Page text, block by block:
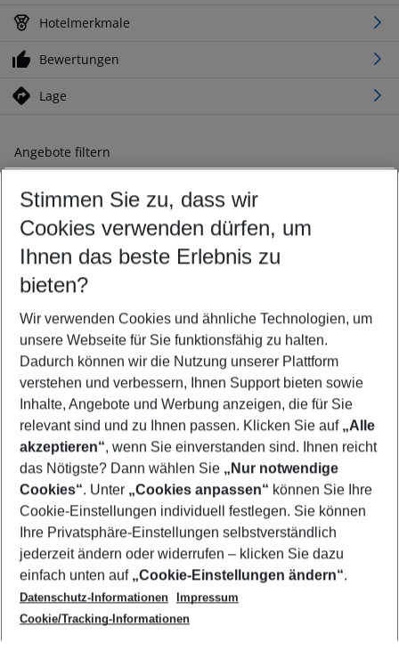
Hotelmerkmale
Bewertungen
Lage
Angebote filtern
Ändern Sie Ihre Kriterien nach Ihren Wünschen
Abflughafen wählen
Beliebiger Abflughafen
Reisezeitraum wählen
10.08.26– 08.08.27 5-8 Nächte
2 Erwachsene Keine Kinder
Mehr Filter anzeigen
Footer
Footer navigation
Über uns
AGB
Cookie-Einstellungen ändern
Cookie-Richtlinie
Datenschutz
Service & Hilfe
Barrierefreies Reisen
Check-in
Folgen Sie uns
Stimmen Sie zu, dass wir
Cookies verwenden dürfen, um
Ihnen das beste Erlebnis zu
bieten?
Wir verwenden Cookies und ähnliche Technologien, um
unsere Webseite für Sie funktionsfähig zu halten.
Dadurch können wir die Nutzung unserer Plattform
verstehen und verbessern, Ihnen Support bieten sowie
Inhalte, Angebote und Werbung anzeigen, die für Sie
relevant sind und zu Ihnen passen. Klicken Sie auf „Alle
akzeptieren“, wenn Sie einverstanden sind. Ihnen reicht
das Nötigste? Dann wählen Sie „Nur notwendige
Cookies“. Unter „Cookies anpassen“ können Sie Ihre
Cookie-Einstellungen individuell festlegen. Sie können
Ihre Privatsphäre-Einstellungen selbstverständlich
jederzeit ändern oder widerrufen – klicken Sie dazu
einfach unten auf „Cookie-Einstellungen ändern“.
Datenschutz-Informationen
Impressum
Cookie/Tracking-Informationen